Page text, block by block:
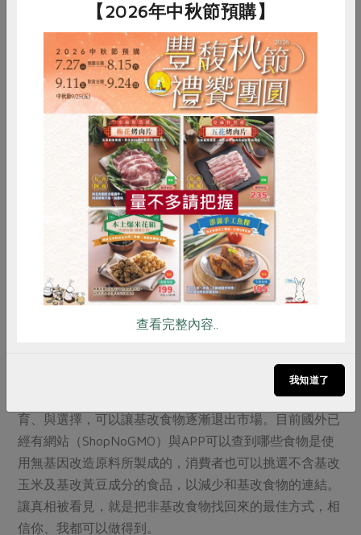
麼？
史密斯認為透過教育，可以讓大眾廣泛知道這個問題的嚴
重性。在英國，因為普茲泰博士一九九八年大膽揭露基改
技術將造成食物安全莫大的疑慮，此研究結果在歐洲被報
導或引述了超過數百次，不只一般民眾非常關切連企業界
也相當關心，加上當時狂牛症仍肆虐歐洲，一連串的效應
成功讓歐盟許多大食品企業承諾不使用基改原料。
去年開始，美國有二十多個州要求要強制立法將基改食物
明顯標示，加州則在這個月有八十五萬人希望在十一月將
此案付諸公投。史密斯認為只要有百分之五的消費者堅
持，就足以讓食品大廠改變。他正是透過讓美國民眾了解
性，讓美國民眾有所覺醒，進而導致沃爾瑪、星巴克等大
史密斯表示，基改食物短時間不會消失，但透過了解、教
育、與選擇，可以讓基改食物逐漸退出市場。目前國外已
經有網站（ShopNoGMO）與APP可以查到哪些食物是使
用無基因改造原料所製成的，消費者也可以挑選不含基改
玉米及基改黃豆成分的食品，以減少和基改食物的連結。
讓真相被看見，就是把非基改食物找回來的最佳方式，相
信你、我都可以做得到。
RPET 食譜 減硝酸鹽
雞蛋 食安 共同購買
【2026年中秋節預購】
查看完整內容..
我知道了